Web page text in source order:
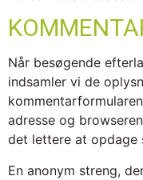
Når besøgende
indsamler vi de
adresse og
det lettere at opdage
En anonym streng,